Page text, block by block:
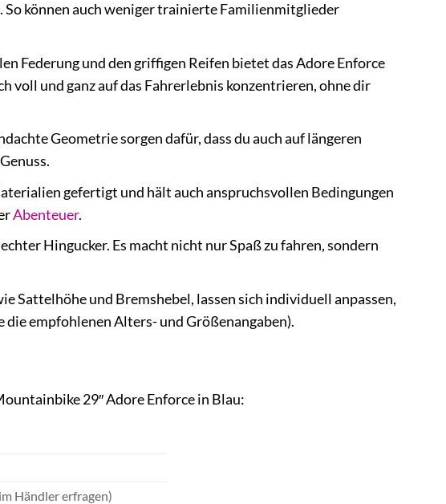
können auch weniger trainierte Familienmitglieder
Federung und den griffigen Reifen bietet das Adore Enforce
voll und ganz auf das Fahrerlebnis konzentrieren, ohne dir
Geometrie sorgen dafür, dass du auch auf längeren
gefertigt und hält auch anspruchsvollen Bedingungen
Abenteuer.
Hingucker. Es macht nicht nur Spaß zu fahren, sondern
Sattelhöhe und Bremshebel, lassen sich individuell anpassen,
die empfohlenen Alters- und Größenangaben).
29″ Adore Enforce in Blau:
Händler erfragen)